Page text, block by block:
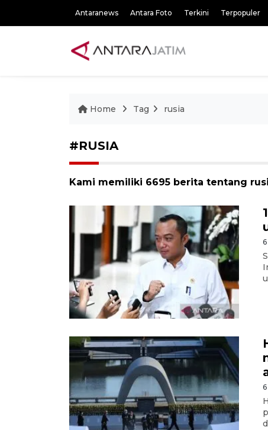
Antaranews Antara Foto Terkini Terpopuler
Home Tag rusia
#RUSIA
Kami memiliki 6695 berita tentang